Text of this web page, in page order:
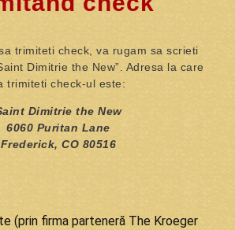
trimiteti check, va rugam sa scrieti
Dimitrie the New”. Adresa la care
trimiteti check-ul este:
Dimitrie the New
6060 Puritan Lane
Frederick, CO 80516
(prin firma parteneră The Kroeger